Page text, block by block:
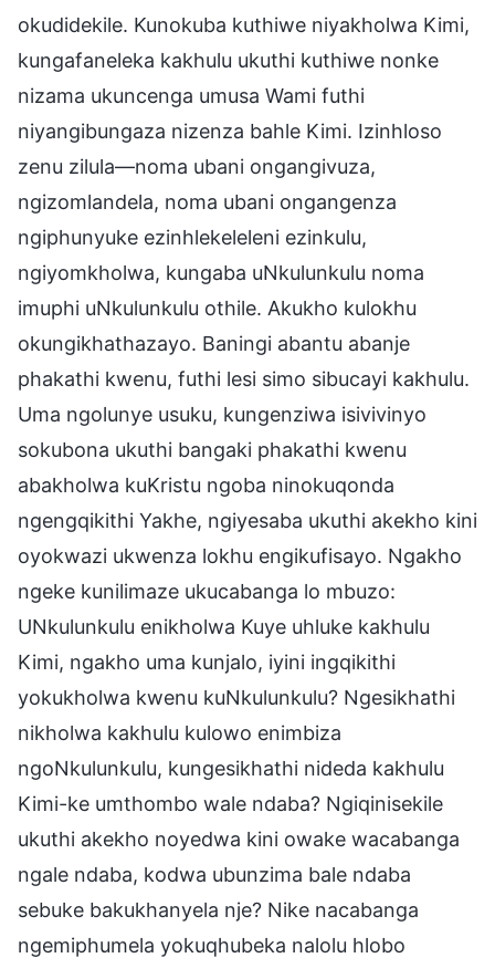
okudidekile. Kunokuba kuthiwe niyakholwa Kimi,
kungafaneleka kakhulu ukuthi kuthiwe nonke
nizama ukuncenga umusa Wami futhi
niyangibungaza nizenza bahle Kimi. Izinhloso
zenu zilula—noma ubani ongangivuza,
ngizomlandela, noma ubani ongangenza
ngiphunyuke ezinhlekeleleni ezinkulu,
ngiyomkholwa, kungaba uNkulunkulu noma
imuphi uNkulunkulu othile. Akukho kulokhu
okungikhathazayo. Baningi abantu abanje
phakathi kwenu, futhi lesi simo sibucayi kakhulu.
Uma ngolunye usuku, kungenziwa isivivinyo
sokubona ukuthi bangaki phakathi kwenu
abakholwa kuKristu ngoba ninokuqonda
ngengqikithi Yakhe, ngiyesaba ukuthi akekho kini
oyokwazi ukwenza lokhu engikufisayo. Ngakho
ngeke kunilimaze ukucabanga lo mbuzo:
UNkulunkulu enikholwa Kuye uhluke kakhulu
Kimi, ngakho uma kunjalo, iyini ingqikithi
yokukholwa kwenu kuNkulunkulu? Ngesikhathi
nikholwa kakhulu kulowo enimbiza
ngoNkulunkulu, kungesikhathi nideda kakhulu
Kimi-ke umthombo wale ndaba? Ngiqinisekile
ukuthi akekho noyedwa kini owake wacabanga
ngale ndaba, kodwa ubunzima bale ndaba
sebuke bakukhanyela nje? Nike nacabanga
ngemiphumela yokuqhubeka nalolu hlobo